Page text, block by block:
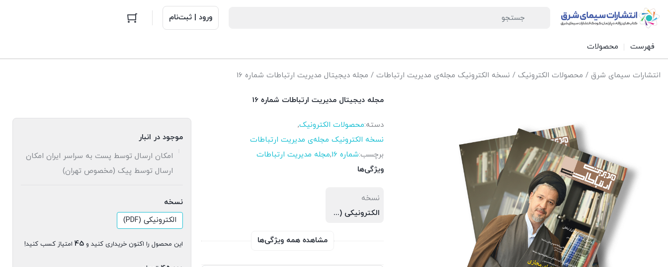
ورود | ثبت‌نام
فهرست محصولات
انتشارات سیمای شرق / محصولات الکترونیک / نسخه الکترونیک مجله‌ی مدیریت ارتباطات / مجله دیجیتال مدیریت ارتباطات شماره 16
مجله دیجیتال مدیریت ارتباطات شماره 16
دسته:محصولات الکترونیک,
نسخه الکترونیک مجله‌ی مدیریت ارتباطات
برچسب:شماره 16 ,مجله مدیریت ارتباطات
ویژگی‌ها
نسخه
الکترونیکی (PDF)
مشاهده همه ویژگی‌ها
موجود در انبار
امکان ارسال توسط پست به سراسر ایران امکان
ارسال توسط پیک (مخصوص تهران)
نسخه
الکترونیکی (PDF)
این محصول را اکنون خریداری کنید و 45 امتیاز کسب کنید!